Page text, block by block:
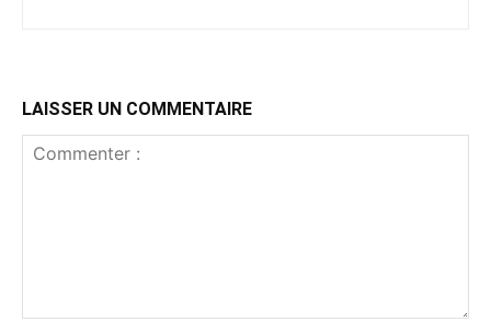
LAISSER UN COMMENTAIRE